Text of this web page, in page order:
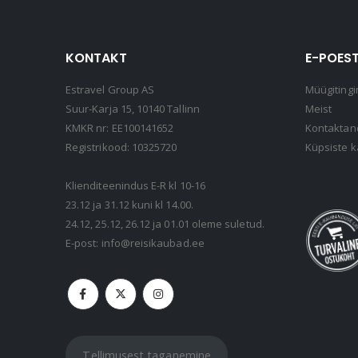
KONTAKT
Estravel Group AS
Suur-Karja 15, 10140 Tallinn
KMKR nr: EE100141652
Registrikood: 10325720
Klienditeenindus E-R kl 10-16
23.12 ja 31.12 kuni kl 14.00.
24.12, 25.12, 26.12 ja 01.01 oleme suletud.
E-post: info@reisikaubad.ee
Tellimusest taganemine
E-
Meist
Küpsiste